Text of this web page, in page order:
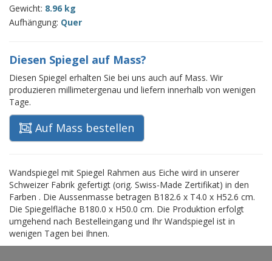
Gewicht: 8.96 kg
Aufhängung: Quer
Diesen Spiegel auf Mass?
Diesen Spiegel erhalten Sie bei uns auch auf Mass. Wir
produzieren millimetergenau und liefern innerhalb von wenigen
Tage.
Auf Mass bestellen
Wandspiegel mit Spiegel Rahmen aus Eiche wird in unserer
Schweizer Fabrik gefertigt (orig. Swiss-Made Zertifikat) in den
Farben . Die Aussenmasse betragen B182.6 x T4.0 x H52.6 cm.
Die Spiegelfläche B180.0 x H50.0 cm. Die Produktion erfolgt
umgehend nach Bestelleingang und Ihr Wandspiegel ist in
wenigen Tagen bei Ihnen.